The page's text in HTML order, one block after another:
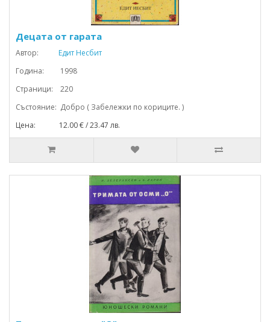
Децата от гарата
Автор:
Едит Несбит
Година: 1998
Страници: 220
Състояние: Добро ( Забележки по кориците. )
Цена: 12.00 € / 23.47 лв.